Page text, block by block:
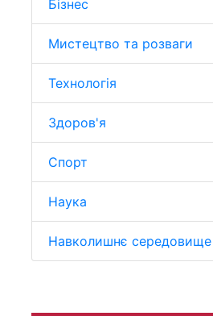
Бізнес
Мистецтво та розваги
Технологія
Здоров'я
Спорт
Наука
Навколишнє середовище